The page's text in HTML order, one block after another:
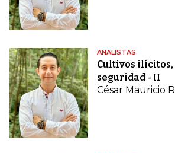
ANALISTAS
Cultivos
seguridad - II
César Mauricio